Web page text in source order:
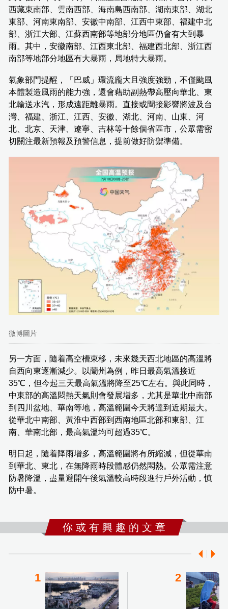
西藏東南部、雲南西部、海南島西南部、湖南東部、湖北
東部、河南東南部、安徽中南部、江西中東部、福建中北
部、浙江大部、江蘇西南部等地部分地區仍會有大到暴
雨。其中，安徽南部、江西東北部、福建西北部、浙江西
南部等地部分地區有大暴雨，局地特大暴雨。
氣象部門提醒，「巴威」環流龐大且強度強勁，不僅颱風
本體製造風雨的能力強，還會藉助副熱帶高壓向華北、東
北輸送水汽，形成遠距離暴雨。直接或間接影響將波及台
灣、福建、浙江、江西、安徽、湖北、河南、山東、河
北、北京、天津、遼寧、吉林等十餘個省區市，公眾需密
切關注最新預報及預警信息，提前做好防禦準備。
微博圖片
另一方面，隨着高空槽東移，未來幾天西北地區的高溫將
自西向東逐漸減少。以蘭州為例，昨日最高氣溫接近
35℃，但今起三天最高氣溫將降至25℃左右。與此同時，
中東部的高溫悶熱天氣則會發展增多，尤其是華北中南部
到四川盆地、華南等地，高溫範圍今天將達到近期最大。
從華北中南部、黃淮中西部到西南地區北部和東部、江
南、華南北部，最高氣溫均可超過35℃。
明日起，隨着降雨增多，高溫範圍將有所縮減，但從華南
到華北、東北，在無降雨時段體感仍然悶熱。公眾需注意
防暑降溫，盡量避開午後氣溫較高時段進行戶外活動，慎
防中暑。
你 或 有 興 趣 的 文 章